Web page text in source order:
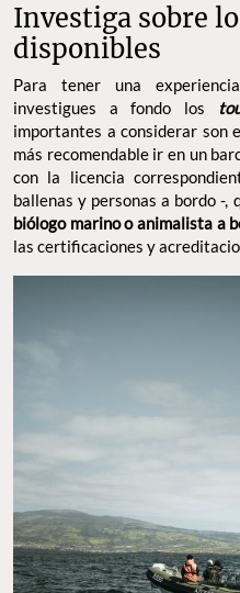
Investiga sobre
disponibles
Para tener una
investigues a fondo los
importantes a considerar son
más recomendable ir en un
con la licencia
ballenas y personas a bordo -
biólogo marino o animalista a
las certificaciones y